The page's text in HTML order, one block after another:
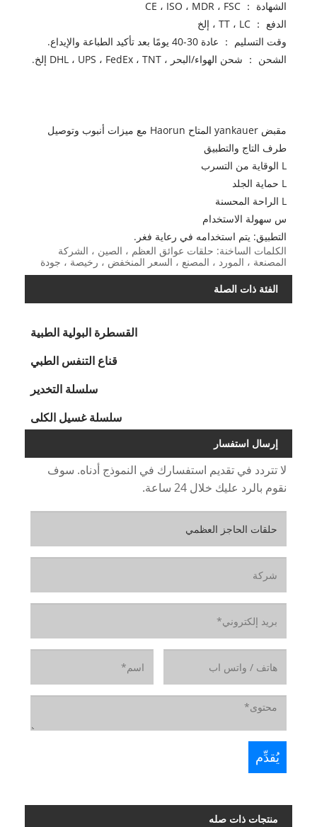
الشهادة ： CE ، ISO ، MDR ، FSC
الدفع ： TT ، LC ، إلخ
وقت التسليم ： عادة 30-40 يومًا بعد تأكيد الطباعة والإيداع.
الشحن ： شحن الهواء/البحر ، DHL ، UPS ، FedEx ، TNT إلخ.
مقبض yankauer المتاح Haorun مع ميزات أنبوب وتوصيل
طرف التاج والتطبيق
L الوقاية من التسرب
L حماية الجلد
L الراحة المحسنة
س سهولة الاستخدام
التطبيق: يتم استخدامه في رعاية فغر.
الكلمات الساخنة: حلقات عوائق العظم ، الصين ، الشركة
المصنعة ، المورد ، المصنع ، السعر المنخفض ، رخيصة ، جودة
الفئة ذات الصلة
القسطرة البولية الطبية
قناع التنفس الطبي
سلسلة التخدير
سلسلة غسيل الكلى
إرسال استفسار
لا تتردد في تقديم استفسارك في النموذج أدناه. سوف
نقوم بالرد عليك خلال 24 ساعة.
منتجات ذات صله